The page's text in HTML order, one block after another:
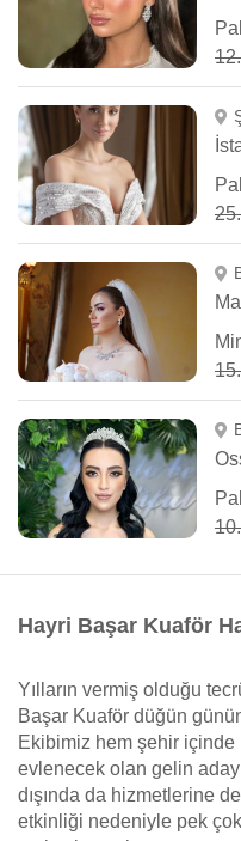
Hayri Başar Kuaför
Yılların vermiş olduğu
Başar Kuaför düğün
Ekibimiz hem şehir içinde
evlenecek olan gelin
dışında da hizmetlerine
etkinliği nedeniyle pek